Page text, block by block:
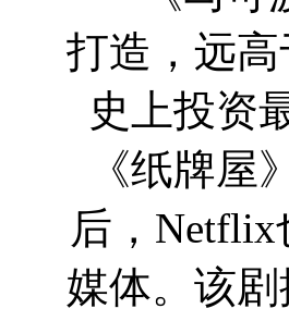
打造，远
史上投资
《纸牌
后，
媒体。该